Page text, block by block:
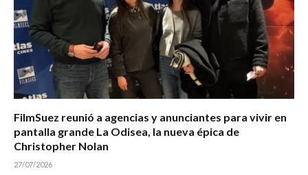
FilmSuez reunió a agencias y anunciantes para vivir en
pantalla grande La Odisea, la nueva épica de
Christopher Nolan
27/07/2026